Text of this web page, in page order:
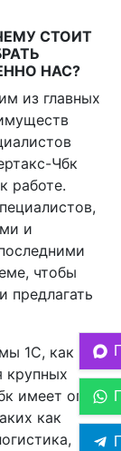
СТОИТ
НАС?
из главных
Чбк
работе.
и
чтобы
предлагать
1C, как для
крупных
имеет опыт
как